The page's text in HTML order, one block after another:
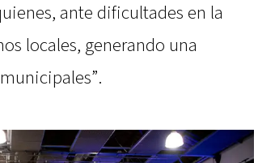
ante dificultades en la
locales, generando una